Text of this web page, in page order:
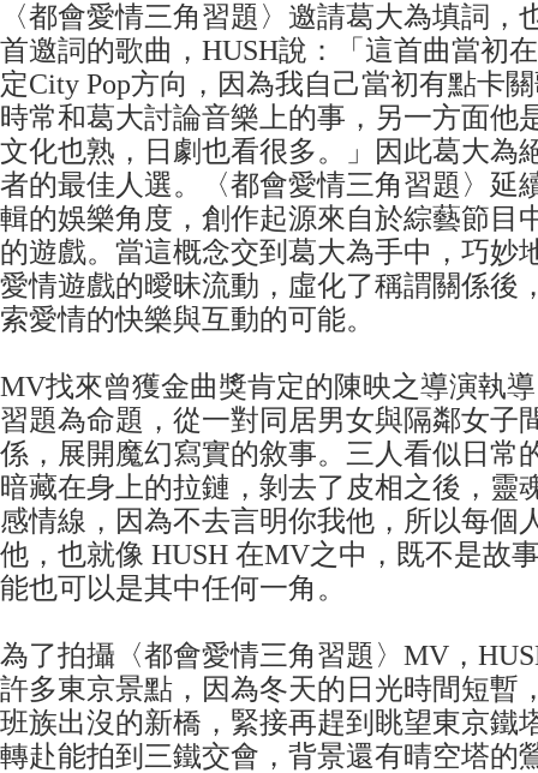
〈都會愛情三角習題〉邀請葛大為填詞，
首邀詞的歌曲，HUSH說：「這首曲當初
定City Pop方向，因為我自己當初有點卡
時常和葛大討論音樂上的事，另一方面他
文化也熟，日劇也看很多。」因此葛大為
者的最佳人選。〈都會愛情三角習題〉延
輯的娛樂角度，創作起源來自於綜藝節目
的遊戲。當這概念交到葛大為手中，巧妙
愛情遊戲的曖昧流動，虛化了稱謂關係後
索愛情的快樂與互動的可能。
MV找來曾獲金曲獎肯定的陳映之導演執
習題為命題，從一對同居男女與隔鄰女子
係，展開魔幻寫實的敘事。三人看似日常
暗藏在身上的拉鏈，剝去了皮相之後，靈
感情線，因為不去言明你我他，所以每個
他，也就像 HUSH 在MV之中，既不是故
能也可以是其中任何一角。
為了拍攝〈都會愛情三角習題〉MV，
許多東京景點，因為冬天的日光時間短暫
班族出沒的新橋，緊接再趕到眺望東京鐵
轉赴能拍到三鐵交會，背景還有晴空塔的